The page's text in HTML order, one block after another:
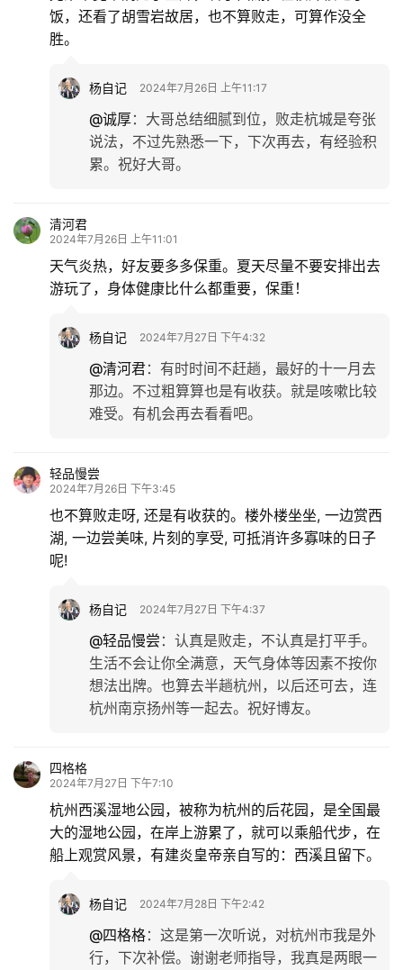
饭，还看了胡雪岩故居，也不算败走，可算作没全
胜。
杨自记 2024年7月26日 上午11:17
@诚厚： 大哥总结细腻到位，败走杭城是夸张
说法，不过先熟悉一下，下次再去，有经验积
累。祝好大哥。
清河君
2024年7月26日 上午11:01
天气炎热，好友要多多保重。夏天尽量不要安排出去
游玩了，身体健康比什么都重要，保重！
杨自记 2024年7月27日 下午4:32
@清河君： 有时时间不赶趟，最好的十一月去
那边。不过粗算算也是有收获。就是咳嗽比较
难受。有机会再去看看吧。
轻品慢尝
2024年7月26日 下午3:45
也不算败走呀, 还是有收获的。楼外楼坐坐, 一边赏西
湖, 一边尝美味, 片刻的享受, 可抵消许多寡味的日子
呢!
杨自记 2024年7月27日 下午4:37
@轻品慢尝 ： 认真是败走，不认真是打平手。
生活不会让你全满意，天气身体等因素不按你
想法出牌。也算去半趟杭州，以后还可去，连
杭州南京扬州等一起去。祝好博友。
四格格
2024年7月27日 下午7:10
杭州西溪湿地公园，被称为杭州的后花园，是全国最
大的湿地公园，在岸上游累了，就可以乘船代步，在
船上观赏风景，有建炎皇帝亲自写的：西溪且留下。
杨自记 2024年7月28日 下午2:42
@四格格： 这是第一次听说，对杭州市我是外
行，下次补偿。谢谢老师指导，我真是两眼一